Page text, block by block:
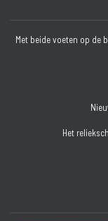
Met beide voeten op de
Het